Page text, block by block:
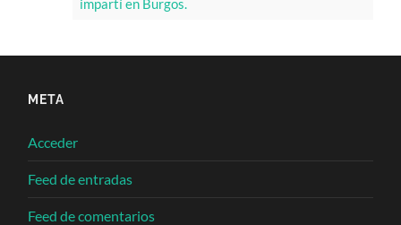
impartí en Burgos.
META
Acceder
Feed de entradas
Feed de comentarios